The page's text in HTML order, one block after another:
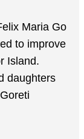
Maria Go
to improve
Island.
daughters